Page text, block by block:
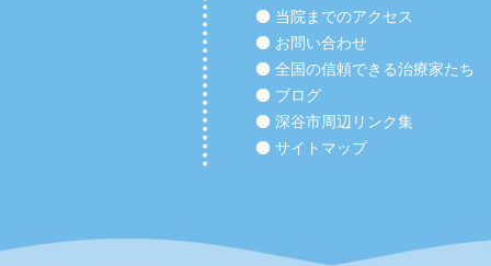
当院までのアクセス
お問い合わせ
全国の信頼できる治療家たち
ブログ
深谷市周辺リンク集
サイトマップ